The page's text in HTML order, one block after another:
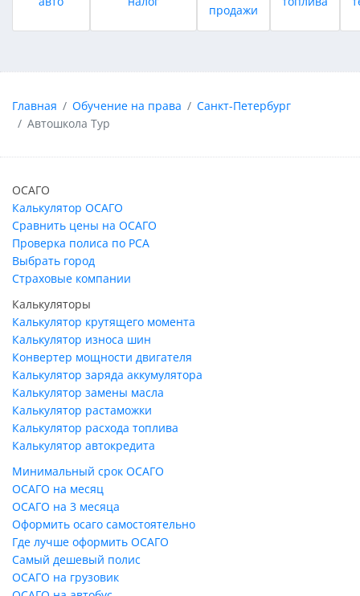
продажи
Главная Обучение на права
Санкт-Петербург
Автошкола Тур
ОСАГО
Калькулятор ОСАГО
Сравнить цены на ОСАГО
Проверка полиса по РСА
Выбрать город
Страховые компании
Калькуляторы
Калькулятор крутящего момента
Калькулятор износа шин
Конвертер мощности двигателя
Калькулятор заряда аккумулятора
Калькулятор замены масла
Калькулятор растаможки
Калькулятор расхода топлива
Калькулятор автокредита
Минимальный срок ОСАГО
ОСАГО на месяц
ОСАГО на 3 месяца
Оформить осаго самостоятельно
Где лучше оформить ОСАГО
Самый дешевый полис
ОСАГО на грузовик